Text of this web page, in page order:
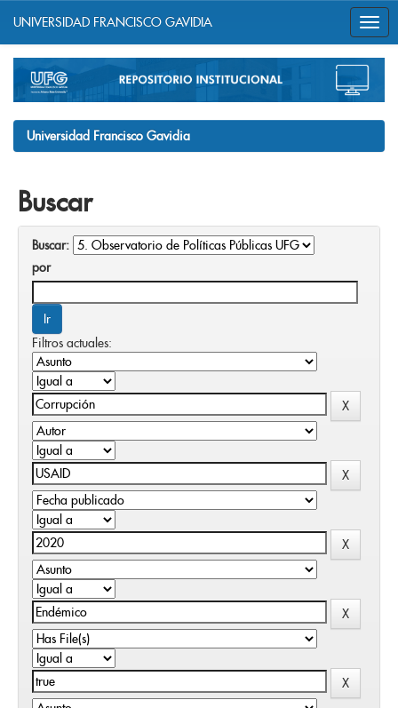
navigation
UNIVERSIDAD FRANCISCO GAVIDIA
Universidad Francisco Gavidia
Buscar
Buscar:
por
Filtros actuales: